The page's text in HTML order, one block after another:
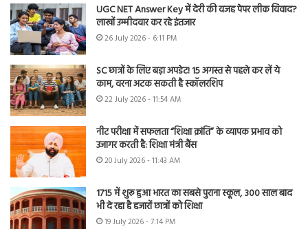
UGC NET Answer Key में देरी की वजह पेपर लीक विवाद?
लाखों उम्मीदवार कर रहे इंतजार
26 July 2026 - 6:11 PM
SC छात्रों के लिए बड़ा अपडेट! 15 अगस्त से पहले कर लें ये
काम, वरना अटक सकती है स्कॉलरशिप
22 July 2026 - 11:54 AM
नीट परीक्षा में सफलता “शिक्षा क्रांति” के व्यापक प्रभाव को
उजागर करती है: शिक्षा मंत्री बैंस
20 July 2026 - 11:43 AM
1715 में शुरू हुआ भारत का सबसे पुराना स्कूल, 300 साल बाद
भी दे रहा है हजारों छात्रों को शिक्षा
19 July 2026 - 7:14 PM